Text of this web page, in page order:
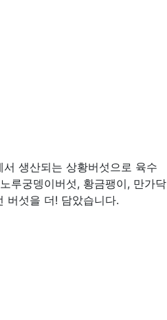
생산되는 상황버섯으로 육수
루궁뎅이버섯, 황금팽이, 만가닥
버섯을 더! 담았습니다.